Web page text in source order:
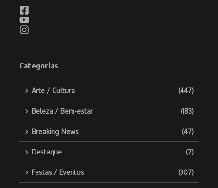
Categorias
Arte / Cultura (447)
Beleza / Bem-estar (183)
Breaking News (47)
Destaque (7)
Festas / Eventos (307)